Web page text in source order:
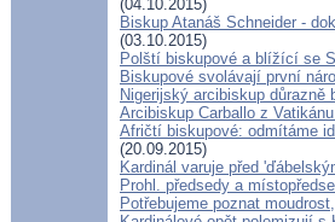
(04.10.2015)
Biskup Atanáš Schneider -
(03.10.2015)
Polští biskupové a blížící se
Biskupové svolávají první
Nigerijský arcibiskup důrazně
Arcibiskup Carballo z
Afričtí biskupové: odmítáme
(20.09.2015)
Kardinál varuje před
Prohl. předsedy a
Potřebujeme poznat